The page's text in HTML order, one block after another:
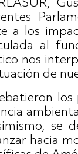
a los
al
nos
de
se
hacia